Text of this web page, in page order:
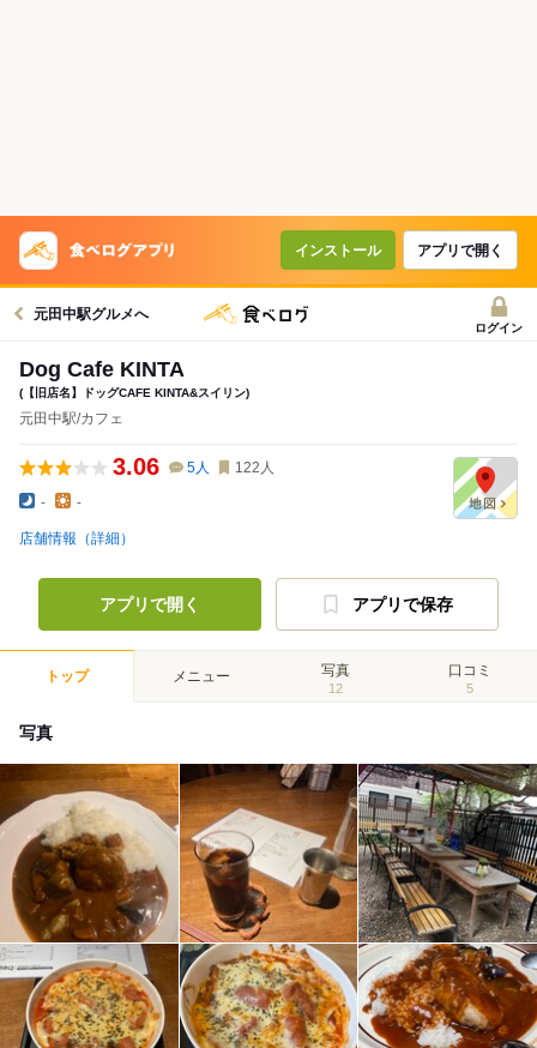
インストール アプリで開く
元田中駅グルメへ
ログイン
Dog Cafe KINTA
(【旧店名】ドッグCAFE KINTA&スイリン)
元田中駅/カフェ
3.06 5人 122 人
- -
店舗情報（詳細）
アプリで開く アプリで保存
トップ メニュー 写真
12
口コミ
5
写真